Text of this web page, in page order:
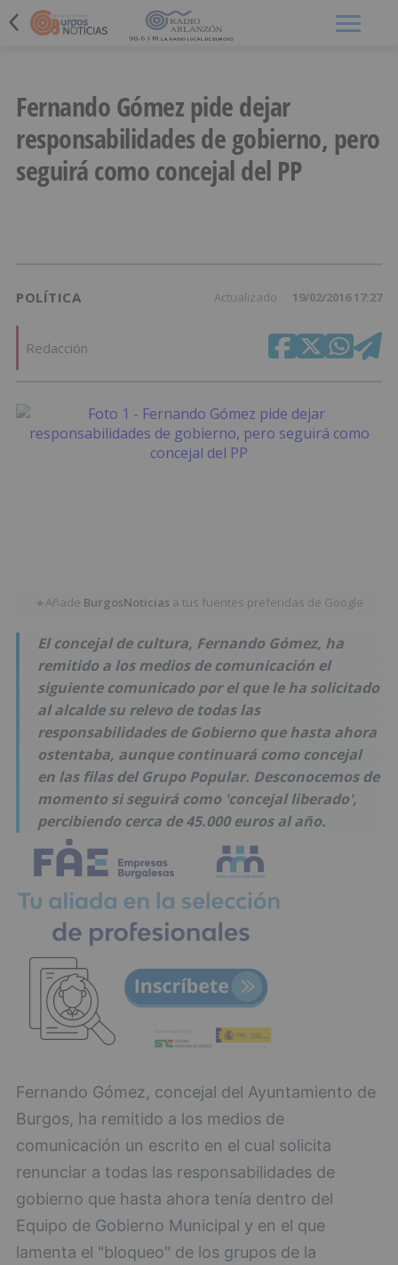
Fernando Gómez pide dejar
responsabilidades de gobierno, pero
seguirá como concejal del PP
POLÍTICA Actualizado 19/02/2016 17:27
Redacción
★Añade BurgosNoticias a tus fuentes preferidas de Google
El concejal de cultura, Fernando Gómez, ha
remitido a los medios de comunicación el
siguiente comunicado por el que le ha solicitado
al alcalde su relevo de todas las
responsabilidades de Gobierno que hasta ahora
ostentaba, aunque continuará como concejal
en las filas del Grupo Popular. Desconocemos de
momento si seguirá como 'concejal liberado',
percibiendo cerca de 45.000 euros al año.
Fernando Gómez, concejal del Ayuntamiento de
Burgos, ha remitido a los medios de
comunicación un escrito en el cual solicita
renunciar a todas las responsabilidades de
gobierno que hasta ahora tenía dentro del
Equipo de Gobierno Municipal y en el que
lamenta el "bloqueo" de los grupos de la